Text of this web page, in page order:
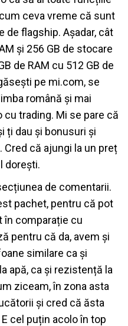
ceva vreme că sunt
de flagship. Așadar, cât
și 256 GB de stocare
de RAM cu 512 GB de
pe mi.com, se
română și mai
trading. Mi se pare că
ți dau și bonusuri și
Cred că ajungi la un preț
dorești.
de comentarii.
pachet, pentru că pot
în comparație cu
pentru că da, avem și
similare ca și
apă, ca și rezistență la
ziceam, în zona asta
și cred că ăsta
cel puțin acolo în top